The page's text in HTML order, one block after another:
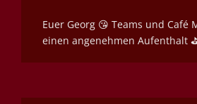
Euer Georg 😘 Teams und Café
einen angenehmen Aufenthalt